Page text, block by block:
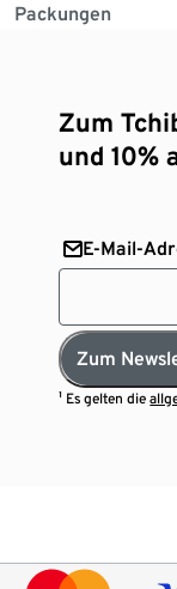
Packungen
Zum
und 10%
E-Mail-
Zum
¹ Es gelten die